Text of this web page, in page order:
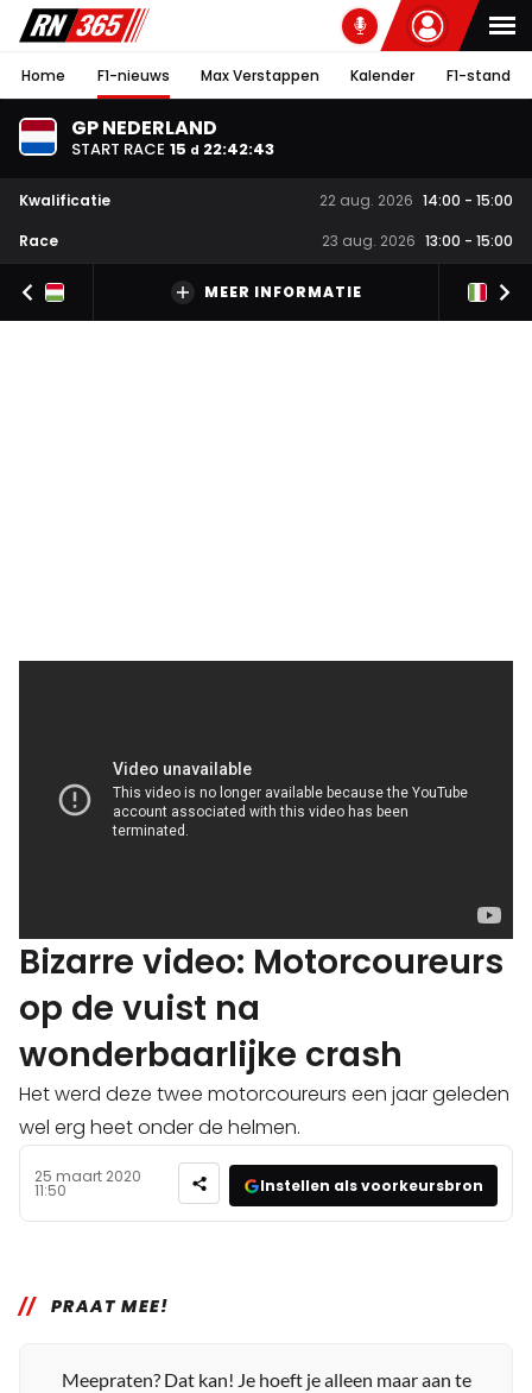
Home F1-nieuws Max Verstappen Kalender F1-stand
GP NEDERLAND
START RACE 15 d 22:42:42
Kwalificatie 22 aug. 2026 14:00 - 15:00
Race
23 aug. 2026 13:00 - 15:00
MEER INFORMATIE
Bizarre video: Motorcoureurs
op de vuist na
wonderbaarlijke crash
Het werd deze twee motorcoureurs een jaar geleden
wel erg heet onder de helmen.
25 maart 2020
11:50 Instellen als voorkeursbron
PRAAT MEE!
Meepraten? Dat kan! Je hoeft je alleen maar aan te